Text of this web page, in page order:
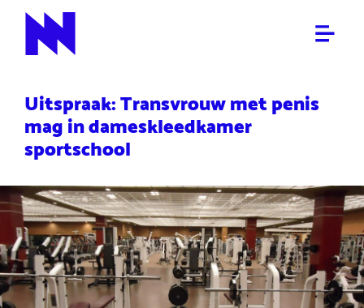
ALGEMEEN
Uitspraak: Transvrouw met penis
mag in dameskleedkamer
sportschool